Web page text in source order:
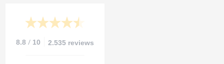
8.8 / 10 2.535 reviews